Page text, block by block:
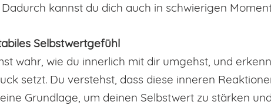
kannst du dich auch in schwierigen
Selbstwertgefühl
wahr, wie du innerlich mit dir umgehst, und
setzt. Du verstehst, dass diese inneren
Grundlage, um deinen Selbstwert zu stärken